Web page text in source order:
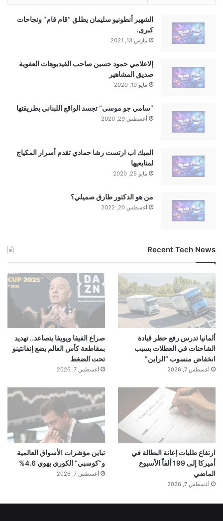
الشهير أنطونيو سليمان يطلق “قام قام” ونجاحات
كبرى.
مارس 13, 2021
إلاعلامي حمود حسين صاحب الفيديوهات العفوية
صديق المشاهير
مايو 19, 2020
“سامي جو موسى” تجسد الواقع اللبناني بطريقتها
أغسطس 29, 2020
الميك اب ارتست رشا حمادي تقدم أسرار المكياج
لمتابعيها
مايو 25, 2020
من هو الدكتور طارق صميلي؟
أغسطس 20, 2022
Recent Tech News
ألمانيا تدرس رفع حظر قيادة
الشاحنات في العطلات بسبب
انخفاض منسوب “الراين”
أغسطس 7, 2026
صراع الفيفا ويويفا يتصاعد.. تهديد
بمقاطعة كأس العالم يضع إنفانتينو
تحت الضغط
أغسطس 7, 2026
ارتفاع طلبات إعانة البطالة في
أميركا إلى 199 ألفاً الأسبوع
الماضي
أغسطس 7, 2026
تباين مؤشرات الأسواق العالمية
و”كوسبي” الكوري يهوي 4.6%
أغسطس 7, 2026